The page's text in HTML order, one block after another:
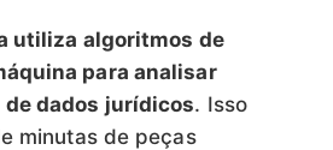
utiliza algoritmos de
para analisar
dados jurídicos. Isso
minutas de peças